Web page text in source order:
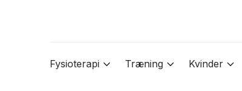
Fysioterapi Træning Kvinder